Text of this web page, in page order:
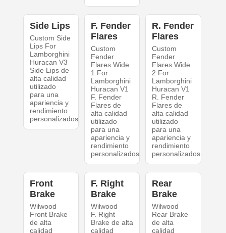
Side Lips
Custom Side
Lips For
Lamborghini
Huracan V3
Side Lips de
alta calidad
utilizado
para una
apariencia y
rendimiento
personalizados.
F. Fender
Flares
Custom
Fender
Flares Wide
1 For
Lamborghini
Huracan V1
F. Fender
Flares de
alta calidad
utilizado
para una
apariencia y
rendimiento
personalizados.
R. Fender
Flares
Custom
Fender
Flares Wide
2 For
Lamborghini
Huracan V1
R. Fender
Flares de
alta calidad
utilizado
para una
apariencia y
rendimiento
personalizados.
Front
Brake
Wilwood
Front Brake
de alta
calidad
F. Right
Brake
Wilwood
F. Right
Brake de alta
calidad
Rear
Brake
Wilwood
Rear Brake
de alta
calidad